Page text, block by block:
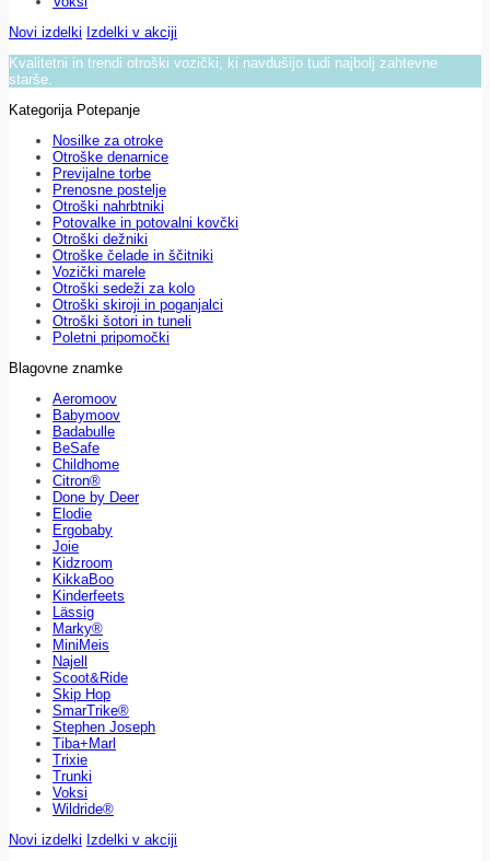
Novi izdelki Izdelki v akciji
Kvalitetni in trendi otroški vozički, ki navdušijo tudi najbolj zahtevne
starše.
Kategorija Potepanje
Nosilke za otroke
Otroške denarnice
Previjalne torbe
Prenosne postelje
Otroški nahrbtniki
Potovalke in potovalni kovčki
Otroški dežniki
Otroške čelade in ščitniki
Vozički marele
Otroški sedeži za kolo
Otroški skiroji in poganjalci
Otroški šotori in tuneli
Poletni pripomočki
Blagovne znamke
Aeromoov
Babymoov
Badabulle
BeSafe
Childhome
Citron®
Done by Deer
Elodie
Ergobaby
Joie
Kidzroom
KikkaBoo
Kinderfeets
Lässig
Marky®
MiniMeis
Najell
Scoot&Ride
Skip Hop
SmarTrike®
Stephen Joseph
Tiba+Marl
Trixie
Trunki
Voksi
Wildride®
Novi izdelki Izdelki v akciji